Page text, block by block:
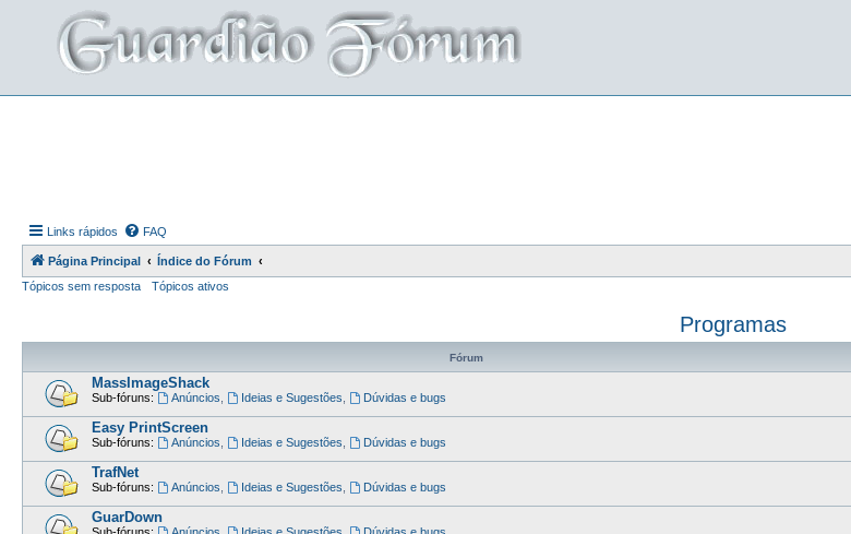
Links rápidos FAQ
Página Principal
Índice do Fórum
Tópicos sem resposta
Tópicos ativos
Programas
Fórum
MassImageShack
Sub-fóruns: Anúncios Ideias e Sugestões Dúvidas e bugs
Easy PrintScreen
Sub-fóruns: Anúncios Ideias e Sugestões Dúvidas e bugs
TrafNet
Sub-fóruns: Anúncios Ideias e Sugestões Dúvidas e bugs
GuarDown